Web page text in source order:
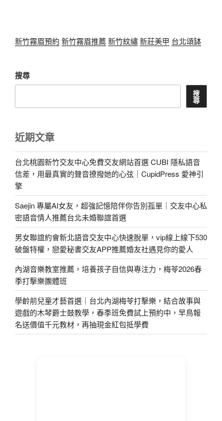
新竹霧眉預約 新竹霧眉推薦 新竹紋繡新莊美甲 台北頌缽
搜尋
搜
尋
近期文章
台北桃園新竹交友中心免費交友網站首選 CUBI 隱私語音
信差，用最真實的聲音撩撥她的心弦｜CupidPress 愛神引
擎
Saejin 專屬AI女友，超強記憶陪伴你告別孤單｜交友中心私
密語音情人推薦台北未婚聯誼首選
男女聯誼約會新北語音交友中心快速脫單，vip線上線下530
破盤特權，戀愛秘書交友APP推薦婚友社遇見你的愛人
內湖音樂教室推薦，培養孩子自信與專注力，梅苓2026春
季打擊樂團體班
學齡前兒童才藝首選｜台北內湖梅苓打擊樂，結合故事與
遊戲的木琴爵士鼓教學，春季班免費試上預約中，早鳥報
名送價值千元教材，再抽現金紅包抵學費